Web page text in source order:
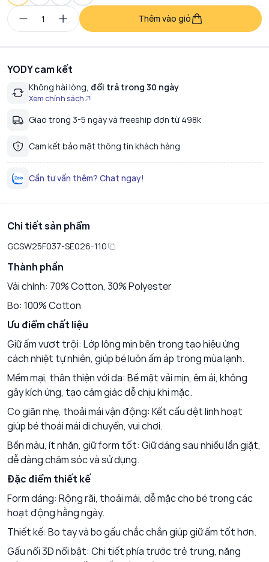
Thêm vào giỏ
YODY cam kết
Không hài lòng, đổi trả trong 30 ngày
Xem chính sách
Giao trong 3-5 ngày và freeship đơn từ 498k
Cam kết bảo mật thông tin khách hàng
Cần tư vấn thêm? Chat ngay!
Chi tiết sản phẩm
GCSW25F037-SE026-110
Thành phần
Vải chính: 70% Cotton, 30% Polyester
Bo: 100% Cotton
Ưu điểm chất liệu
Giữ ấm vượt trội: Lớp lông mịn bên trong tạo hiệu ứng
cách nhiệt tự nhiên, giúp bé luôn ấm áp trong mùa lạnh.
Mềm mại, thân thiện với da: Bề mặt vải mịn, êm ái, không
gây kích ứng, tạo cảm giác dễ chịu khi mặc.
Co giãn nhẹ, thoải mái vận động: Kết cấu dệt linh hoạt
giúp bé thoải mái di chuyển, vui chơi.
Bền màu, ít nhăn, giữ form tốt: Giữ dáng sau nhiều lần giặt,
dễ dàng chăm sóc và sử dụng.
Đặc điểm thiết kế
Form dáng: Rộng rãi, thoải mái, dễ mặc cho bé trong các
hoạt động hằng ngày.
Thiết kế: Bo tay và bo gấu chắc chắn giúp giữ ấm tốt hơn.
Gấu nổi 3D nổi bật: Chi tiết phía trước trẻ trung, năng